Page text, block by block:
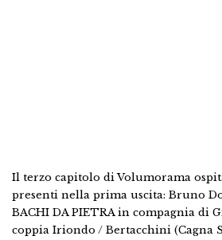
Il terzo capitolo di Volumorama
presenti nella prima uscita: Bruno
BACHI DA PIETRA in compagnia di
coppia Iriondo / Bertacchini (Cagna